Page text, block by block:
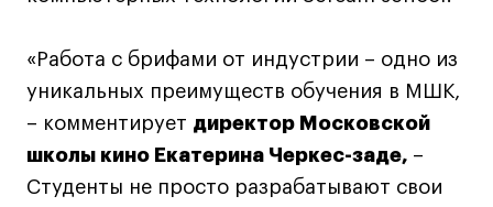
Для прессы
Ресурсы
Партнеры
Связи с индустрией
Вакансии
«Работа с брифами от индустрии – одно из
уникальных преимуществ обучения в МШК,
– комментирует директор Московской
школы кино Екатерина Черкес-заде, –
Студенты не просто разрабатывают свои